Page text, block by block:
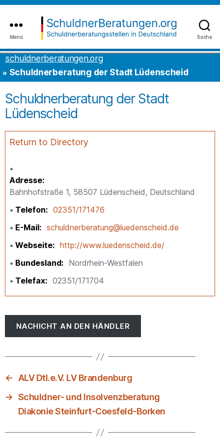
Inhalt
springen
to
the
content
Suche
schuldnerberatungen.org
Menü
schuldnerberatungen.org
Schuldnerberatung der Stadt Lüdenscheid
Schuldnerberatung der Stadt
Lüdenscheid
Return to Directory
Adresse
Bahnhofstraße 1, 58507 Lüdenscheid, Deutschland
Telefon
02351/171476
E-Mail
schuldnerberatung@luedenscheid.de
Webseite
http://www.luedenscheid.de/
Bundesland
Nordrhein-Westfalen
Telefax
02351/171704
NACHICHT AN DEN HÄNDLER
←
ALV Dtl.e.V. LV Brandenburg
→ Schuldner- und Insolvenzberatung
Diakonie Steinfurt-Coesfeld-Borken